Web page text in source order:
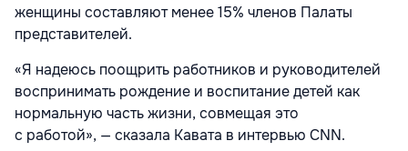
женщины составляют менее 15% членов Палаты
представителей.
«Я надеюсь поощрить работников и руководителей
воспринимать рождение и воспитание детей как
нормальную часть жизни, совмещая это
с работой», — сказала Кавата в интервью CNN.